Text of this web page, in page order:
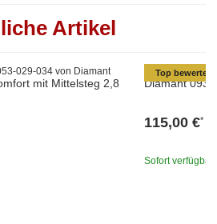
Artikel
mit Mittelsteg 2,8
Top bewertet
Diamant 093-
115,00 €*
Sofort verfügbar